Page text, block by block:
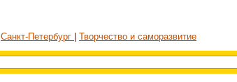
Санкт-Петербург Творчество и саморазвитие